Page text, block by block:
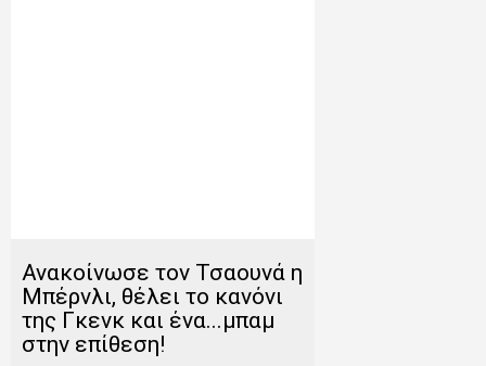
Ανακοίνωσε τον Τσαουνά η
Μπέρνλι, θέλει το κανόνι
της Γκενκ και ένα...μπαμ
στην επίθεση!